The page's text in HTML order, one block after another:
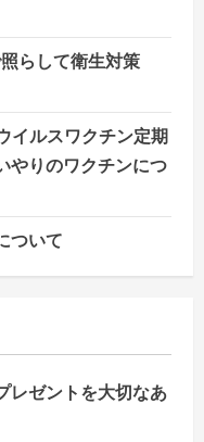
らして衛生対策
イルスワクチン定期
やりのワクチンにつ
ついて
レゼントを大切なあ